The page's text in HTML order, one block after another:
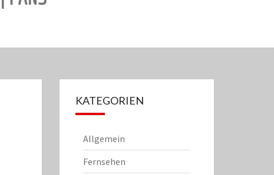
KATEGORIEN
Allgemein
Fernsehen